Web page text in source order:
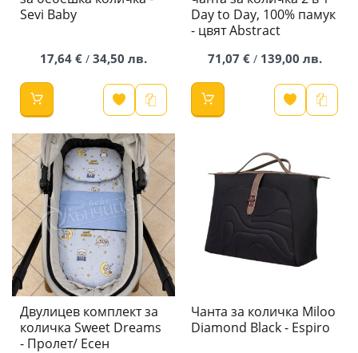
Sevi Baby
17,64 € / 34,50 лв.
Day to Day, 100% памук
- цвят Abstract
71,07 €/ 139,00 лв.
Двулицев комплект за
количка Sweet Dreams
- Пролет/ Есен
Чанта за количка Miloo
Diamond Black - Espiro